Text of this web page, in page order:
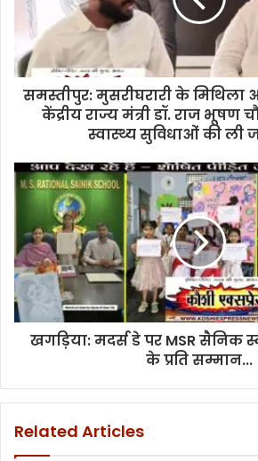
कुमार
समस्तीपुर: मुसरीघरारी के
केंद्रीय राज्य मंत्री डॉ. राज भूषण
स्वास्थ्य सुविधाओं की ली
खगड़िया: मदर्स डे पर MSR
के प्रति सम्मान...
Related Articles